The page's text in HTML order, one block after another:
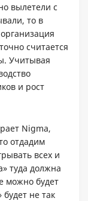
вылетели с
то в
считается
Учитывая
и рост
Nigma,
отдадим
всех и
туда должна
можно будет
будет не так